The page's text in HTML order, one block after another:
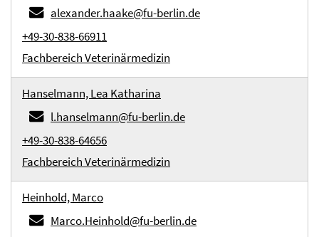
alexander.haake@fu-berlin.de
+49-30-838-66911
Fachbereich Veterinärmedizin
Hanselmann, Lea Katharina
l.hanselmann@fu-berlin.de
+49-30-838-64656
Fachbereich Veterinärmedizin
Heinhold, Marco
Marco.Heinhold@fu-berlin.de